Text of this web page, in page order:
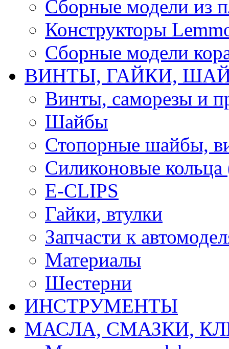
Сборные модели из
Конструкторы
Сборные модели
ВИНТЫ, ГАЙКИ,
Винты, саморезы и
Шайбы
Стопорные шайбы,
Силиконовые
E-CLIPS
Гайки, втулки
Запчасти к
Материалы
Шестерни
ИНСТРУМЕНТЫ
МАСЛА, СМАЗКИ,